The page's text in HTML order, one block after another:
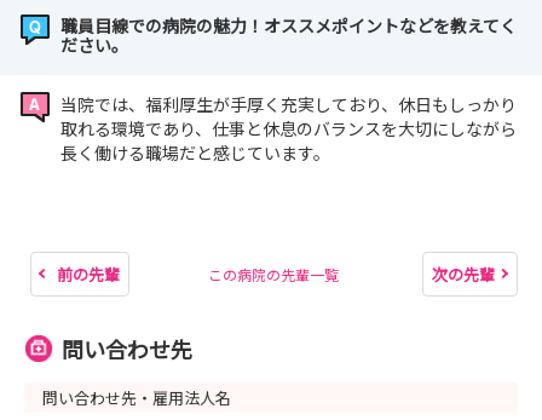
職員目線での病院の魅力！オススメポイントなどを教えてく
ださい。
当院では、福利厚生が手厚く充実しており、休日もしっかり
取れる環境であり、仕事と休息のバランスを大切にしながら
長く働ける職場だと感じています。
前の先輩 この病院の先輩一覧 次の先輩
問い合わせ先
問い合わせ先・雇用法人名